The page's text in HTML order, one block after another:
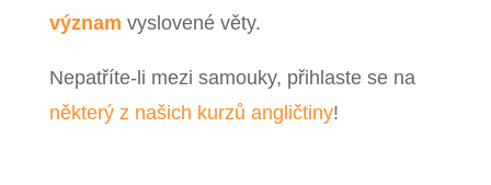
význam vyslovené věty.
Nepatříte-li mezi samouky, přihlaste se na
některý z našich kurzů angličtiny!